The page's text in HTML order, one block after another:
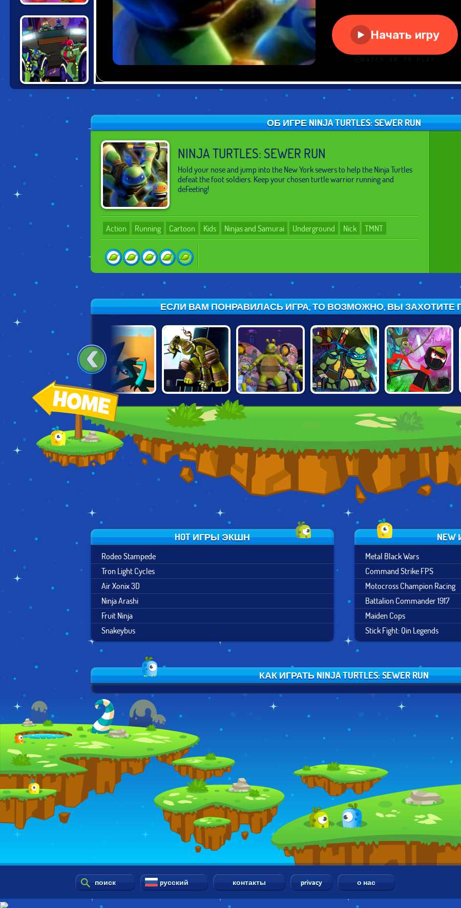
RANGERS:
ROUND 2
NINJA TURTLES
IN ROAD RIOT
ОБ ИГРЕ NINJA TURTLES: SEWER RUN
NINJA TURTLES: SEWER RUN
Hold your nose and jump into the New York sewers to help the Ninja Turtles
defeat the foot soldiers. Keep your chosen turtle warrior running and
deFeeting!
Action Running Cartoon Kids Ninjas and Samurai Underground Nick TMNT
ЕСЛИ ВАМ ПОНРАВИЛАСЬ ИГРА, ТО ВОЗМОЖНО, ВЫ ЗАХОТИТЕ
LEGO NINJAGO:
POSSESSION
BEN 10:
RUSTBUCKET
RESCUE
NINJA TURTLES:
SHADOW
HEROES
VS POWER
RANGERS
CUNNINGHAM:
NINJA SPRINT
HOT ИГРЫ ЭКШН
Rodeo Stampede
Tron Light Cycles
Air Xonix 3D
Ninja Arashi
Fruit Ninja
Snakeybus
Metal Black Wars
Command Strike FPS
Motocross Champion Racing
Battalion Commander 1917
Maiden Cops
Stick Fight: Qin Legends
КАК ИГРАТЬ NINJA TURTLES: SEWER RUN
поиск pусский контакты privacy о нас